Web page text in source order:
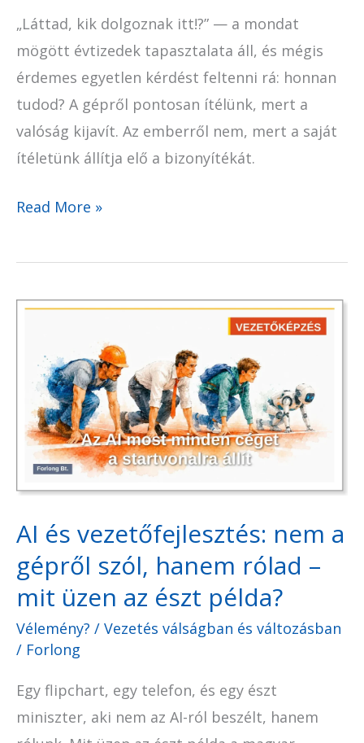
„Láttad, kik dolgoznak itt!?” — a mondat
mögött évtizedek tapasztalata áll, és mégis
érdemes egyetlen kérdést feltenni rá: honnan
tudod? A gépről pontosan ítélünk, mert a
valóság kijavít. Az emberről nem, mert a saját
ítéletünk állítja elő a bizonyítékát.
Read More »
AI és vezetőfejlesztés: nem a
gépről szól, hanem rólad –
mit üzen az észt példa?
Vélemény? / Vezetés válságban és változásban
/ Forlong
Egy flipchart, egy telefon, és egy észt
miniszter, aki nem az AI-ról beszélt, hanem
AI
vezetőfejlesztés:
nem
gépről
szól,
hanem
rólad
mit
üzen
az
észt
példa?